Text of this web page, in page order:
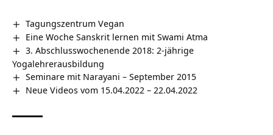
Tagungszentrum Vegan
Eine Woche Sanskrit lernen mit Swami Atma
3. Abschlusswochenende 2018: 2-jährige
Yogalehrerausbildung
Seminare mit Narayani – September 2015
Neue Videos vom 15.04.2022 – 22.04.2022